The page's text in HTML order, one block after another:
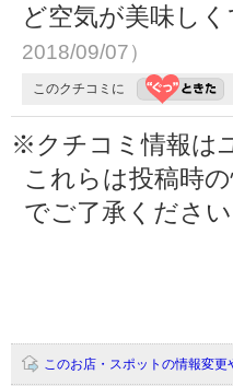
ど空気が美味し
2018/09/07）
このクチコミに
※クチコミ情報は
これらは投稿時
でご了承ください
このお店・スポットの情報変